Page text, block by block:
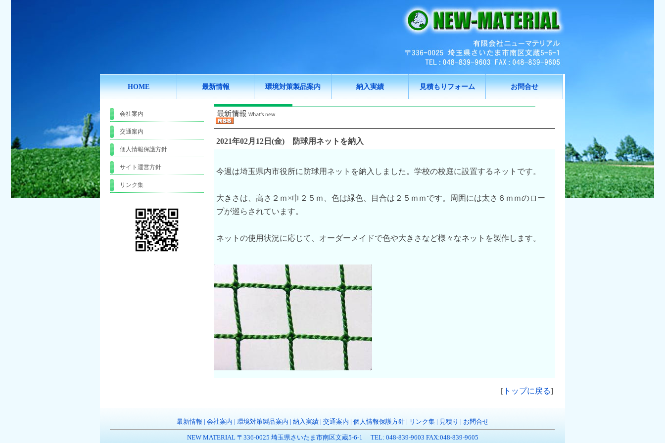
HOME 最新情報 環境対策製品案内 納入実績 見積もりフォーム お問合せ
会社案内
交通案内
個人情報保護方針
サイト運営方針
リンク集
2021年02月12日(金) 防球用ネットを納入
今週は埼玉県内市役所に防球用ネットを納入しました。学校の校庭に設置するネットです。
大きさは、高さ２ｍ×巾２５ｍ、色は緑色、目合は２５ｍｍです。周囲には太さ６ｍｍのロー
プが巡らされています。
ネットの使用状況に応じて、オーダーメイドで色や大きさなど様々なネットを製作します。
[ トップに戻る]
最新情報 会社案内 環境対策製品案内 納入実績| 交通案内 個人情報保護方針| リンク集| 見積り お問合せ
NEW MATERIAL 〒336-0025 埼玉県さいたま市南区文蔵5-6-1 TEL: 048-839-9603 FAX:048-839-9605